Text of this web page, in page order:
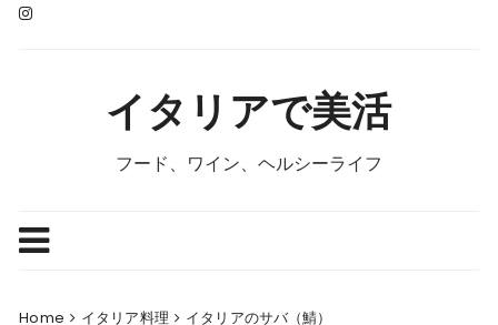
Skip
イタリアで美活
フード、ワイン、ヘルシーライフ
Home イタリア料理 イタリアのサバ（鯖）